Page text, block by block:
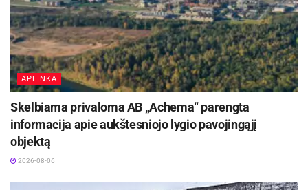
Žymos: Panevėžio miesto savivaldybė
APLINKA
Skelbiama privaloma AB „Achema“ parengta
informacija apie aukštesniojo lygio pavojingąjį
objektą
2026-08-06